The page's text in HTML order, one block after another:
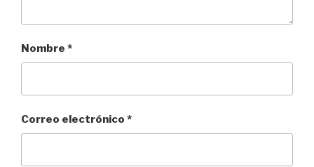
Nombre *
Correo electrónico *